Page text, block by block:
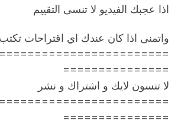
اذا عجبك الفيديو لا تنسى التقييم
واتمنى اذا كان عندك اي اقتراحات
===============
لا تنسون لايك و اشتراك و نشر
===============